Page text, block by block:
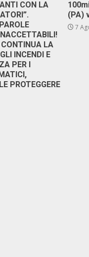
CON LA
LA
INCENDI E
PER I
PROTEGGERE
(PA)
7